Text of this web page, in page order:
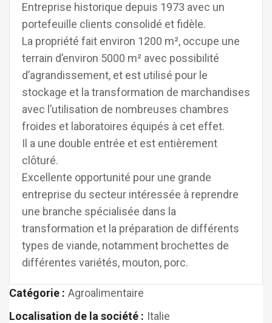
Entreprise historique depuis 1973 avec un
portefeuille clients consolidé et fidèle.
La propriété fait environ 1200 m², occupe une
terrain d’environ 5000 m² avec possibilité
d’agrandissement, et est utilisé pour le
stockage et la transformation de marchandises
avec l’utilisation de nombreuses chambres
froides et laboratoires équipés à cet effet.
Il a une double entrée et est entièrement
clôturé.
Excellente opportunité pour une grande
entreprise du secteur intéressée à reprendre
une branche spécialisée dans la
transformation et la préparation de différents
types de viande, notamment brochettes de
différentes variétés, mouton, porc.
Catégorie : Agroalimentaire
Localisation de la société : Italie